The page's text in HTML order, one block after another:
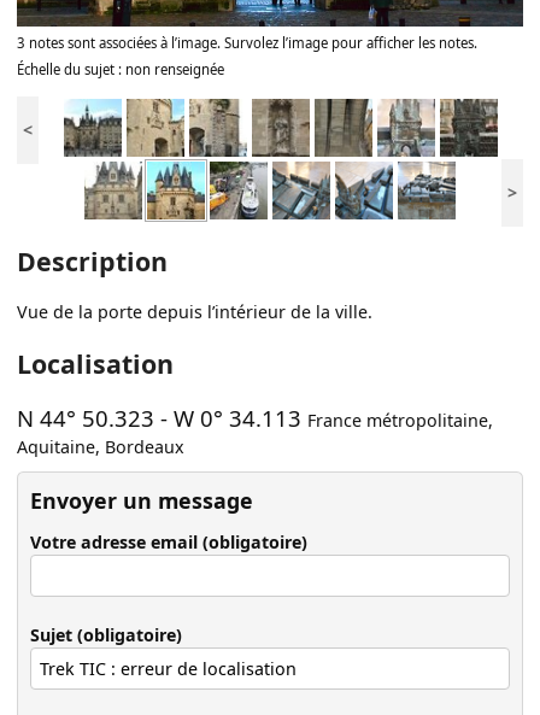
3 notes sont associées à l’image. Survolez l’image pour afficher les notes.
Échelle du sujet : non renseignée
<
>
Description
Vue de la porte depuis l’intérieur de la ville.
Localisation
N 44° 50.323 -W 0° 34.113 France métropolitaine,
Aquitaine, Bordeaux
Envoyer un message
Votre adresse email (obligatoire)
Sujet (obligatoire)